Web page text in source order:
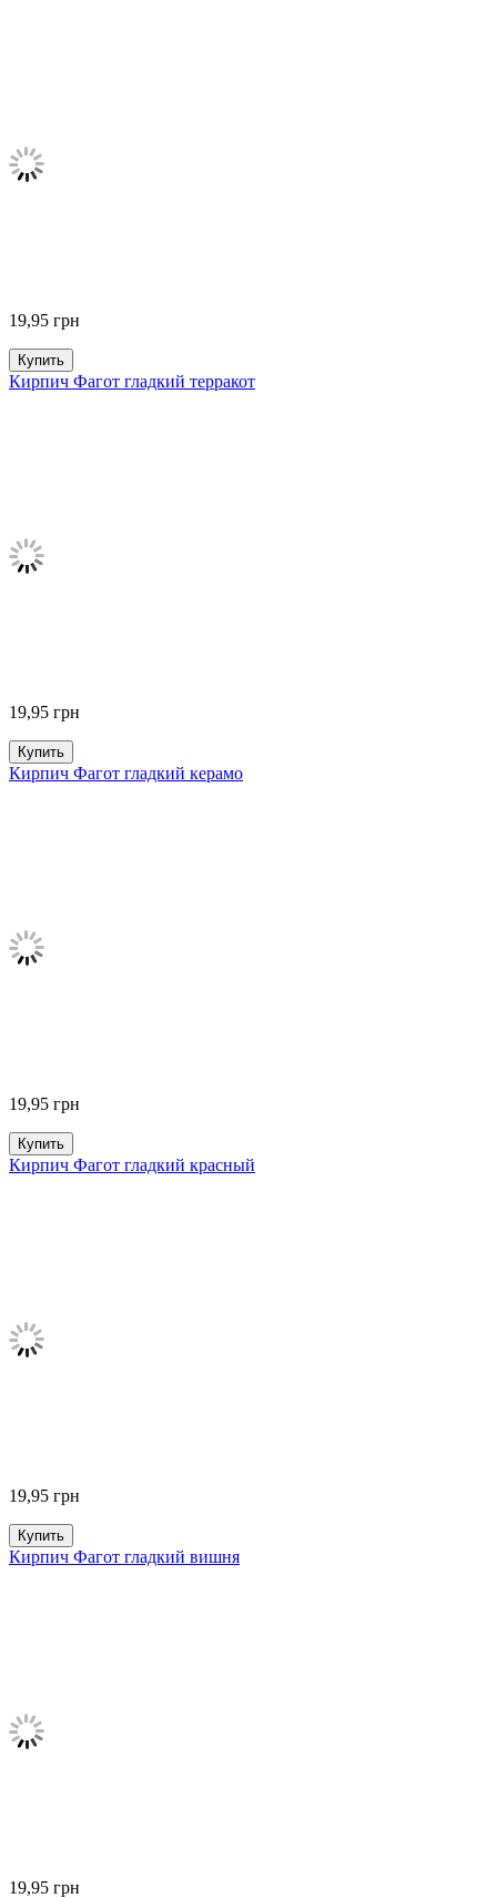
19,95 грн
Купить
Кирпич Фагот гладкий терракот
19,95 грн
Купить
Кирпич Фагот гладкий керамо
19,95 грн
Купить
Кирпич Фагот гладкий красный
19,95 грн
Купить
Кирпич Фагот гладкий вишня
19,95 грн